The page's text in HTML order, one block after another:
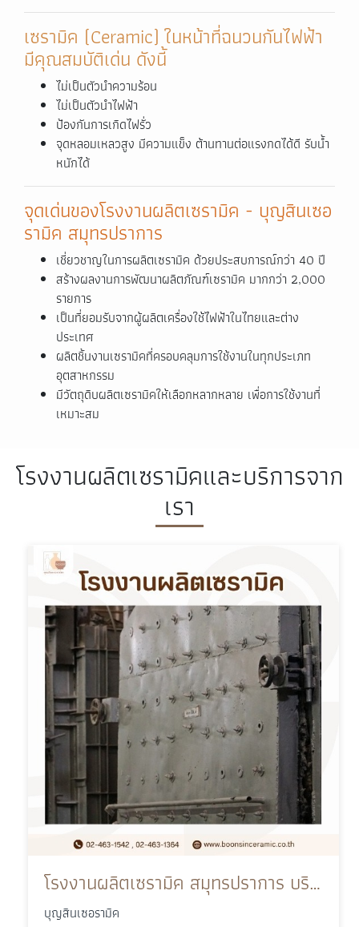
เซรามิค (Ceramic) ในหน้าที่ฉนวนกันไฟฟ้า
มีคุณสมบัติเด่น ดังนี้
ไม่เป็นตัวนำความร้อน
ไม่เป็นตัวนำไฟฟ้า
ป้องกันการเกิดไฟรั่ว
จุดหลอมเหลวสูง มีความแข็ง ต้านทานต่อแรงกดได้ดี รับน้ำ
หนักได้
จุดเด่นของโรงงานผลิตเซรามิค - บุญสินเซอ
รามิค สมุทรปราการ
เชี่ยวชาญในการผลิตเซรามิค ด้วยประสบการณ์กว่า 40 ปี
สร้างผลงานการพัฒนาผลิตภัณฑ์เซรามิค มากกว่า 2,000
รายการ
เป็นที่ยอมรับจากผู้ผลิตเครื่องใช้ไฟฟ้าในไทยและต่าง
ประเทศ
ผลิตชิ้นงานเซรามิคที่ครอบคลุมการใช้งานในทุกประเภท
อุตสาหกรรม
มีวัตถุดิบผลิตเซรามิคให้เลือกหลากหลาย เพื่อการใช้งานที่
เหมาะสม
โรงงานผลิตเซรามิคและบริการจาก
เรา
โรงงานผลิตเซรามิค สมุทรปราการ บริการรับทำ OEM ครบวงจร
บุญสินเซอรามิค